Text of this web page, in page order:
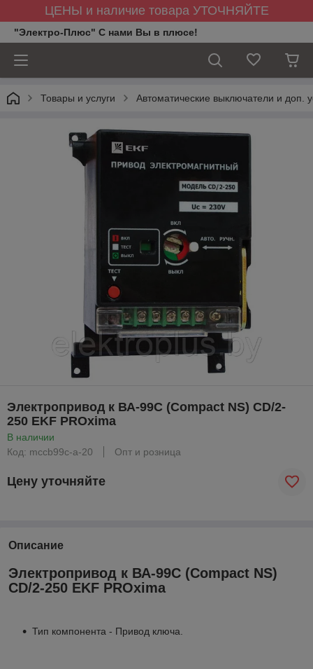
ЦЕНЫ и наличие товара УТОЧНЯЙТЕ
"Электро-Плюс" С нами Вы в плюсе!
Товары и услуги Автоматические выключатели и доп.
Электропривод к ВА-99С (Compact NS) CD/2-
250 EKF PROxima
В наличии
Код: mccb99c-a-20
Опт и розница
Цену уточняйте
Описание
Электропривод к ВА-99С (Compact NS)
CD/2-250 EKF PROxima
Тип компонента - Привод ключа.